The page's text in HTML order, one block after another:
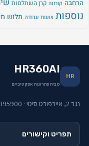
הרחבה קורונה קרן השתלמות
נוספות שעות עבודה תלוש
HR
HR360AI
מבית פתרונות אפקטיביים
נגב 2, איירפורט סיטי · 03-5395900 · INFO@ESG.CO.IL
תפריט וקישורים